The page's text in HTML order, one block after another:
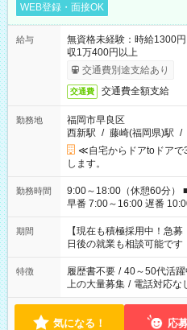
WEB登録・面接OK
給与
無資格未経験：時給
収1万400円以上
交通費別途支給あり
交通費 交通費全額支給
勤務地
福岡市早良区
西新駅 / 藤崎(福岡県)駅 /
≪自宅からドアtoドア
します。
勤務時間
9:00～18:00（休憩60分） ■ご希望があれば下記シフトもOK！
早番 7:00～16:00 遅番 10:00～19:00 「家族
い」 「余裕を持って夕飯
たくない」 など、ご希望を教えて
の方へ 今ご覧のお仕事で
の勤務時間。 合計で週40
期間
【現在も積極採用中！急
日後の就業も相談可能です
特徴 履歴書不要 / 40～50代活躍
上の大量募集 / 電話対応な
気になる！ 応